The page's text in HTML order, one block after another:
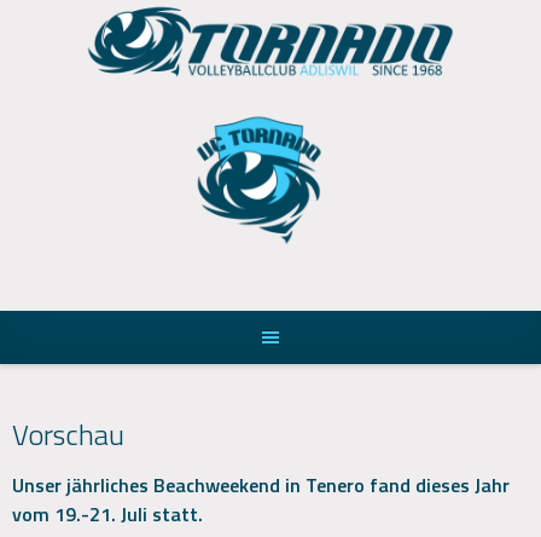
Vorschau
Unser jährliches Beachweekend in Tenero fand dieses Jahr
vom 19.-21. Juli statt.